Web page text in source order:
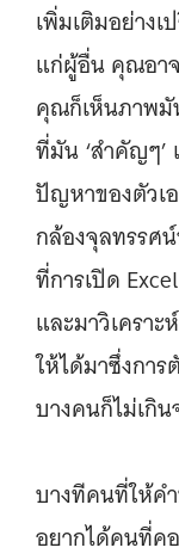
เพิ่มเติมอย่าง
แก่ผู้อื่น คุณอา
คุณก็เห็นภาพ
ที่มัน ‘สำคัญๆ
ปัญหาของตัวเ
กล้องจุลทรรศ
ที่การเปิด
และมาวิเครา
ให้ได้มาซึ่งกา
บางคนก็ไม่เกิน
บางทีคนที่ให้ค
อยากได้คนที่ค